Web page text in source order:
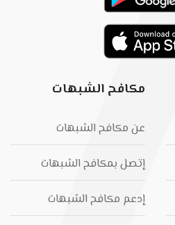
مكافح الشبهات
عن مكافح الشبهات
إتصل بمكافح الشبهات
إدعم مكافح الشبهات